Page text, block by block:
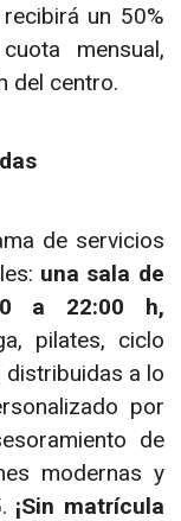
un 50%
mensual,
del centro.
de servicios
una sala de
a 22:00 h,
pilates, ciclo
a lo
por
de
modernas y
¡Sin matrícula